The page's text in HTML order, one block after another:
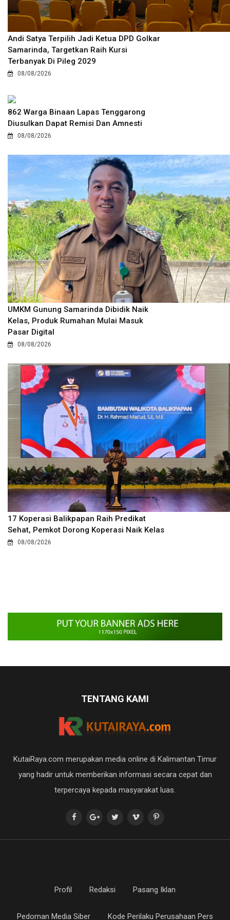
Andi Satya Terpilih Jadi Ketua DPD Golkar
Samarinda, Targetkan Raih Kursi
Terbanyak Di Pileg 2029
08/08/2026
862 Warga Binaan Lapas Tenggarong
Diusulkan Dapat Remisi Dan Amnesti
08/08/2026
UMKM Gunung Samarinda Dibidik Naik
Kelas, Produk Rumahan Mulai Masuk
Pasar Digital
08/08/2026
17 Koperasi Balikpapan Raih Predikat
Sehat, Pemkot Dorong Koperasi Naik Kelas
08/08/2026
TENTANG KAMI
KutaiRaya.com merupakan media online di Kalimantan Timur
yang hadir untuk memberikan informasi secara cepat dan
terpercaya kepada masyarakat luas.
Profil Redaksi Pasang Iklan
Pedoman Media Siber Kode Perilaku Perusahaan Pers